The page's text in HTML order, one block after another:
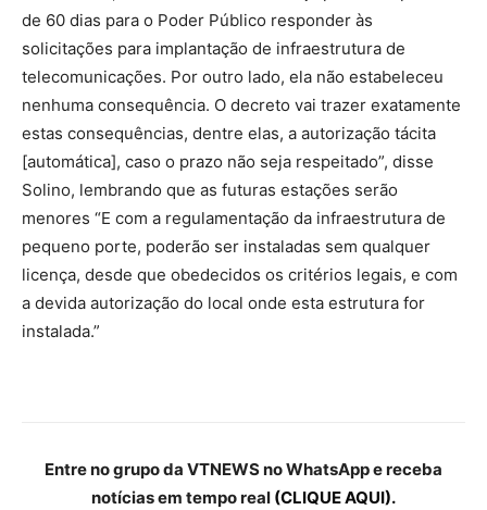
de 60 dias para o Poder Público responder às
solicitações para implantação de infraestrutura de
telecomunicações. Por outro lado, ela não estabeleceu
nenhuma consequência. O decreto vai trazer exatamente
estas consequências, dentre elas, a autorização tácita
[automática], caso o prazo não seja respeitado”, disse
Solino, lembrando que as futuras estações serão
menores “E com a regulamentação da infraestrutura de
pequeno porte, poderão ser instaladas sem qualquer
licença, desde que obedecidos os critérios legais, e com
a devida autorização do local onde esta estrutura for
instalada.”
Entre no grupo da VTNEWS no WhatsApp e receba
notícias em tempo real (CLIQUE AQUI).